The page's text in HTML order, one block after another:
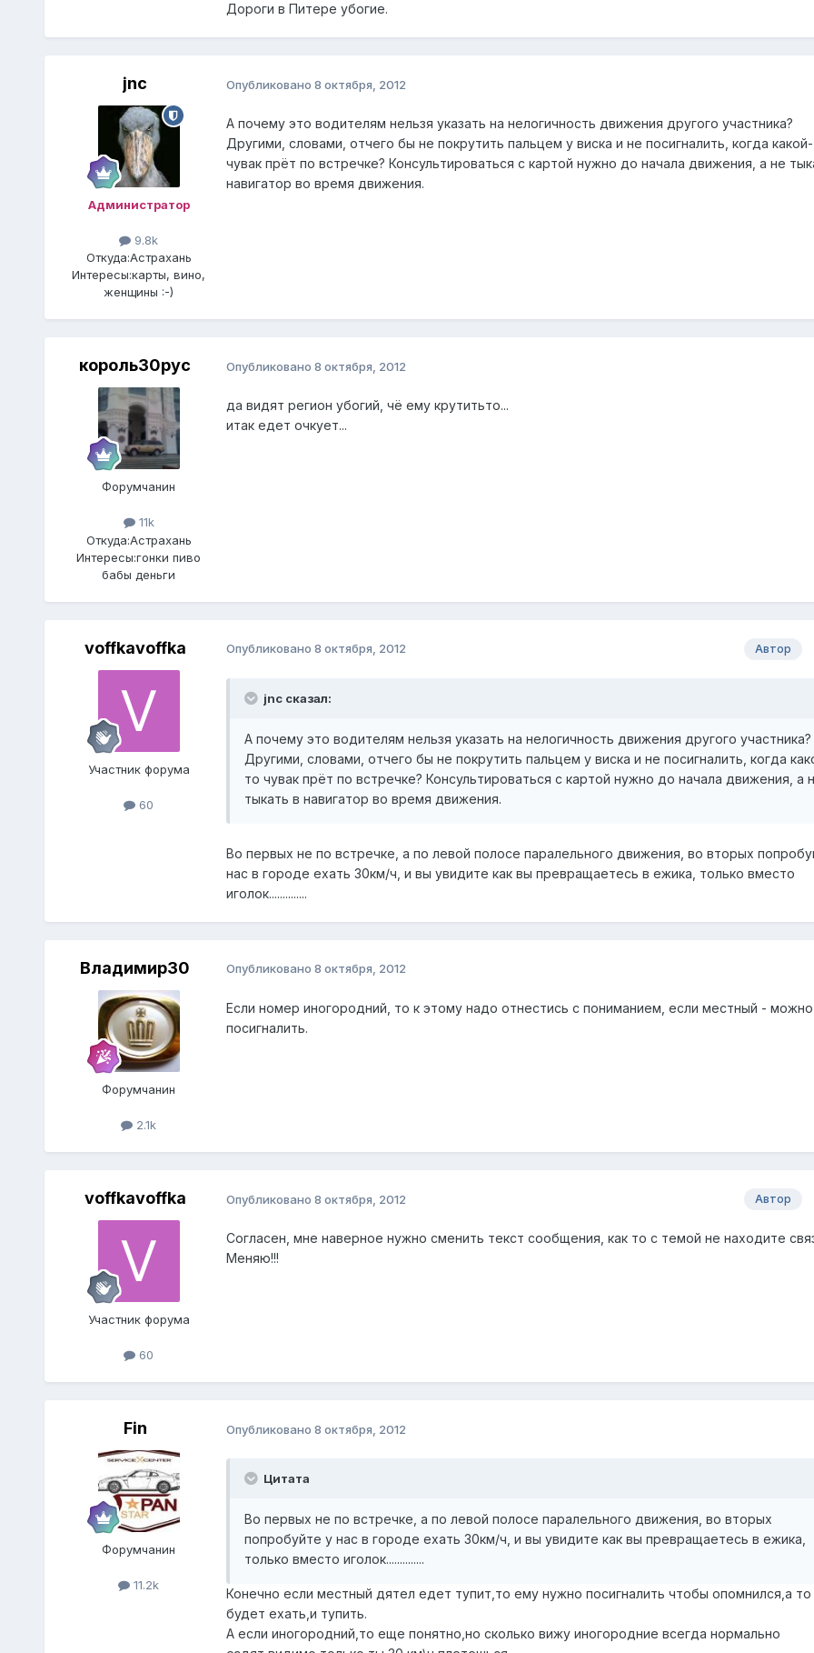
Дороги в Питере убогие.
jnc
Администратор
9.8k
Откуда:Астрахань
Интересы:карты, вино,
женщины :-)
Опубликовано 8 октября, 2012
А почему это водителям нельзя указать на нелогичность движения другого участника?
Другими, словами, отчего бы не покрутить пальцем у виска и не посигналить, когда
чувак прёт по встречке? Консультироваться с картой нужно до начала движения, а не
навигатор во время движения.
король30рус
Форумчанин
11k
Откуда:Астрахань
Интересы:гонки пиво
бабы деньги
Опубликовано 8 октября, 2012
да видят регион убогий, чё ему крутитьто...
итак едет очкует...
voffkavoffka
Участник форума
60
Автор
Опубликовано 8 октября, 2012
jnc сказал:
А почему это водителям нельзя указать на нелогичность движения другого участника?
Другими, словами, отчего бы не покрутить пальцем у виска и не посигналить, когда
то чувак прёт по встречке? Консультироваться с картой нужно до начала движения, а
тыкать в навигатор во время движения.
Во первых не по встречке, а по левой полосе паралельного движения, во вторых
нас в городе ехать 30км/ч, и вы увидите как вы превращаетесь в ежика, только вместо
иголок..............
Владимир30
Форумчанин
2.1k
Опубликовано 8 октября, 2012
Если номер иногородний, то к этому надо отнестись с пониманием, если местный -
посигналить.
voffkavoffka
Участник форума
60
Автор
Опубликовано 8 октября, 2012
Согласен, мне наверное нужно сменить текст сообщения, как то с темой не находите
Меняю!!!
Fin
Форумчанин
11.2k
Опубликовано 8 октября, 2012
Цитата
Во первых не по встречке, а по левой полосе паралельного движения, во вторых
попробуйте у нас в городе ехать 30км/ч, и вы увидите как вы превращаетесь в ежика,
только вместо иголок..............
Конечно если местный дятел едет тупит,то ему нужно посигналить чтобы опомнился,а то
будет ехать,и тупить.
А если иногородний,то еще понятно,но сколько вижу иногородние всегда нормально